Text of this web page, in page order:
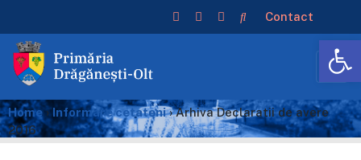
Home›Informare cetateni›Arhiva Declaratii de avere
2016
Contact